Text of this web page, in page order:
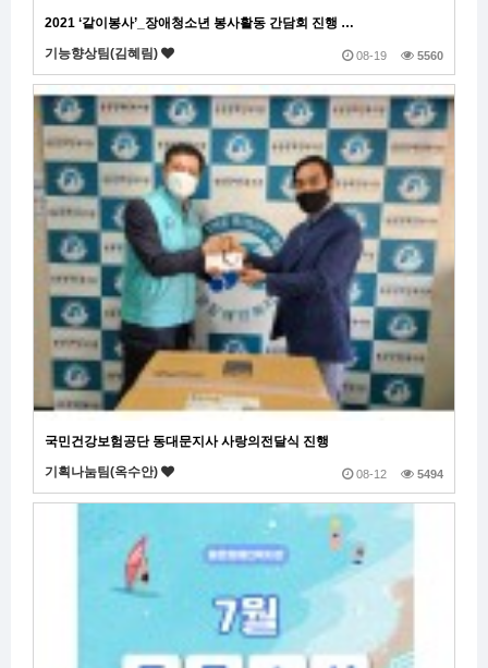
2021 ‘같이봉사’_장애청소년 봉사활동 간담회 진행 …
기능향상팀(김혜림)
08-19 5560
국민건강보험공단 동대문지사 사랑의전달식 진행
기획나눔팀(옥수안)
08-12 5494